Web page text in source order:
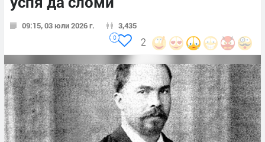
09:15, 03 юли 2026 г. 3,435
2
0